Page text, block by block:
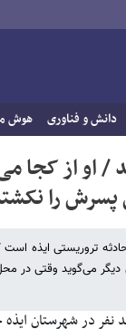
دانش و فناوری هوش
را
تروریستی ایذه
جای دیگر می‌گوید وقتی